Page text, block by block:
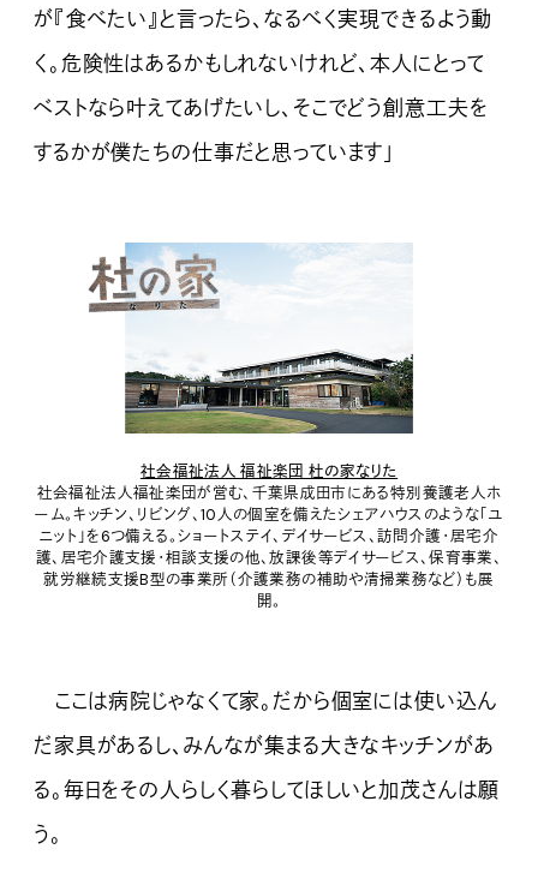
が『食べたい』と言ったら、なるべく実現できるよう動
く。危険性はあるかもしれないけれど、本人にとって
ベストなら叶えてあげたいし、そこでどう創意工夫を
するかが僕たちの仕事だと思っています」
社会福祉法人 福祉楽団 杜の家なりた
社会福祉法人福祉楽団が営む、千葉県成田市にある特別養護老人ホ
ーム。キッチン、リビング、10人の個室を備えたシェアハウスのような「ユ
ニット」を6つ備える。ショートステイ、デイサービス、訪問介護・居宅介
護、居宅介護支援・相談支援の他、放課後等デイサービス、保育事業、
就労継続支援B型の事業所（介護業務の補助や清掃業務など）も展
開。
ここは病院じゃなくて家。だから個室には使い込ん
だ家具があるし、みんなが集まる大きなキッチンがあ
る。毎日をその人らしく暮らしてほしいと加茂さんは願
う。